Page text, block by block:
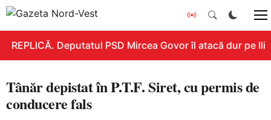
REPLICĂ. Deputatul PSD Mircea Govor îl atacă dur pe
Tânăr depistat în P.T.F. Siret, cu permis de
conducere fals